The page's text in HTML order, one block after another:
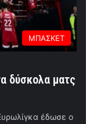
ΜΠΑΣΚΕΤ
δύσκολα ματς
έδωσε ο